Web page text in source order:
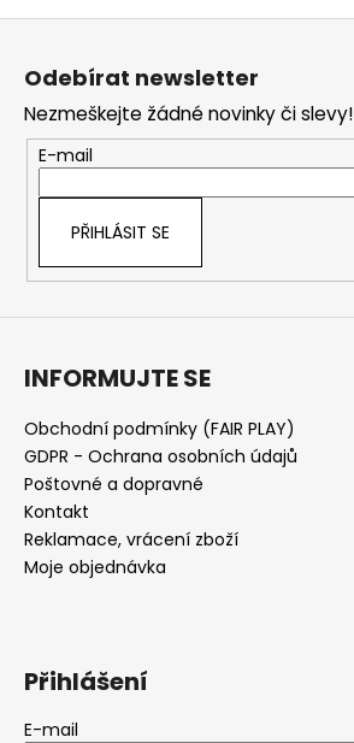
Z
Odebírat newsletter
Nezmeškejte žádné novinky či slevy!
E-mail
PŘIHLÁSIT SE
INFORMUJTE SE
Obchodní podmínky (FAIR PLAY)
GDPR - Ochrana osobních údajů
Poštovné a dopravné
Kontakt
Reklamace, vrácení zboží
Moje objednávka
Přihlášení
E-mail